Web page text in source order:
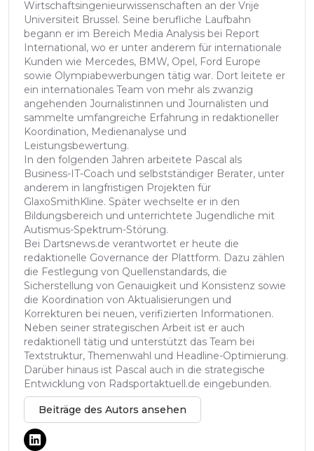
Wirtschaftsingenieurwissenschaften an der Vrije
Universiteit Brussel. Seine berufliche Laufbahn
begann er im Bereich Media Analysis bei Report
International, wo er unter anderem für internationale
Kunden wie Mercedes, BMW, Opel, Ford Europe
sowie Olympiabewerbungen tätig war. Dort leitete er
ein internationales Team von mehr als zwanzig
angehenden Journalistinnen und Journalisten und
sammelte umfangreiche Erfahrung in redaktioneller
Koordination, Medienanalyse und
Leistungsbewertung.
In den folgenden Jahren arbeitete Pascal als
Business-IT-Coach und selbstständiger Berater, unter
anderem in langfristigen Projekten für
GlaxoSmithKline. Später wechselte er in den
Bildungsbereich und unterrichtete Jugendliche mit
Autismus-Spektrum-Störung.
Bei Dartsnews.de verantwortet er heute die
redaktionelle Governance der Plattform. Dazu zählen
die Festlegung von Quellenstandards, die
Sicherstellung von Genauigkeit und Konsistenz sowie
die Koordination von Aktualisierungen und
Korrekturen bei neuen, verifizierten Informationen.
Neben seiner strategischen Arbeit ist er auch
redaktionell tätig und unterstützt das Team bei
Textstruktur, Themenwahl und Headline-Optimierung.
Darüber hinaus ist Pascal auch in die strategische
Entwicklung von Radsportaktuell.de eingebunden.
Beiträge des Autors ansehen